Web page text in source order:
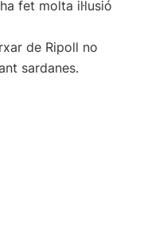
fet molta il·lusió
de Ripoll no
sardanes.